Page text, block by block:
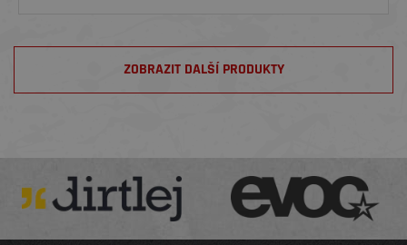
ZOBRAZIT DALŠÍ PRODUKTY